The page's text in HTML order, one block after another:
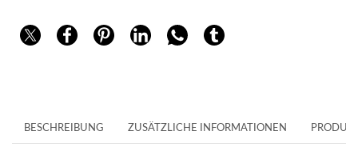
BESCHREIBUNG ZUSÄTZLICHE INFORMATIONEN